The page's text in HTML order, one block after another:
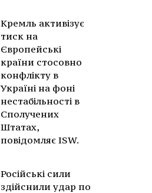
Кремль активізує
тиск на
Європейські
країни стосовно
конфлікту в
Україні на фоні
нестабільності в
Сполучених
Штатах,
повідомляє ISW.
Російські сили
здійснили удар по